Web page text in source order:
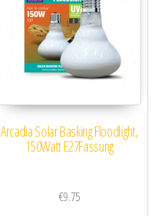
Arcadia Solar Basking Floodlight,
150Watt E27Fassung
€9.75